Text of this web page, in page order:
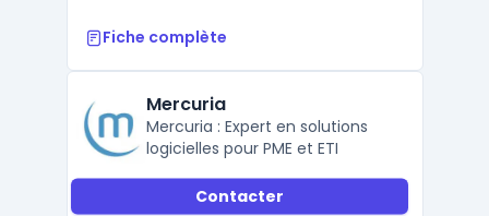
Fiche complète
Mercuria
Mercuria : Expert en solutions
logicielles pour PME et ETI
Contacter